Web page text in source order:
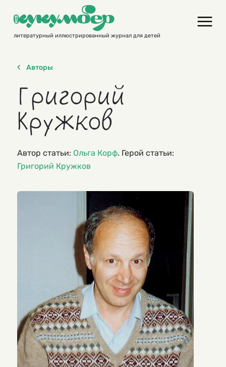
contentлитературный иллюстрированный журнал для детей
Авторы
Григорий
Кружков
Автор статьи: Ольга Корф. Герой статьи:
Григорий Кружков